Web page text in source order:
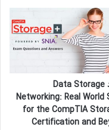
دانلود Data Storage
Networking: Real World
for the CompTIA
Certification and